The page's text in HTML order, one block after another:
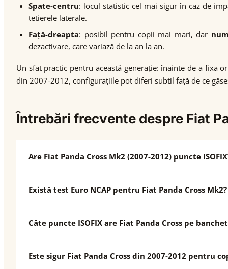
Spate-centru: locul statistic cel mai sigur în caz de
tetierele laterale.
Față-dreapta: posibil pentru copii mai mari, dar
dezactivare, care variază de la an la an.
Un sfat practic pentru această generație: înainte de a fixa
din 2007-2012, configurațiile pot diferi subtil față de ce
Întrebări frecvente despre Fiat
Are Fiat Panda Cross Mk2 (2007-2012) puncte
Există test Euro NCAP pentru Fiat Panda Cross Mk2?
Câte puncte ISOFIX are Fiat Panda Cross pe
Este sigur Fiat Panda Cross din 2007-2012 pentru